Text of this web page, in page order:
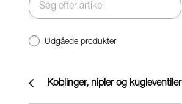
Udgåede produkter
Koblinger, nipler og kugleventiler